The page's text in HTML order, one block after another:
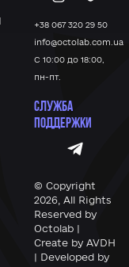
+38 067 320 29 50
info@octolab.com.ua
С 10:00 до 18:00,
пн-пт.
СЛУЖБА
ПОДДЕРЖКИ
© Copyright
2026, All Rights
Reserved by
Octolab |
Create by AVDH
| Developed by